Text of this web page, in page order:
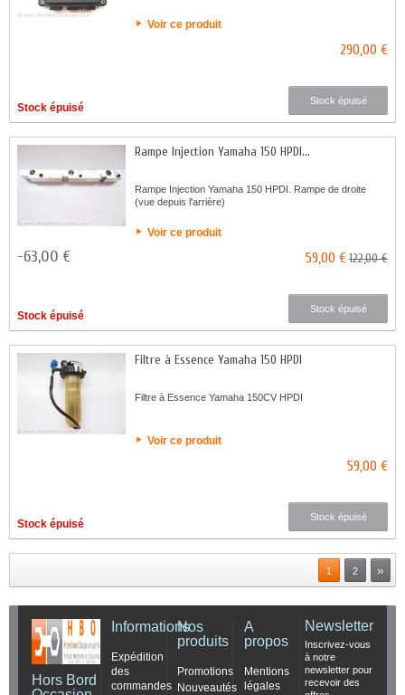
Voir ce produit
290,00 €
Stock épuisé
Stock épuisé
Rampe Injection Yamaha 150 HPDI...
Rampe Injection Yamaha 150 HPDI. Rampe de droite
(vue depuis l'arrière)
Voir ce produit
-63,00 € 59,00 €122,00 €
Stock épuisé
Stock épuisé
Filtre à Essence Yamaha 150 HPDI
Filtre à Essence Yamaha 150CV HPDI
Voir ce produit
59,00 €
Stock épuisé
Stock épuisé
1 2 »
Hors Bord
Informations
Expédition
des
commandes
Nos
produits
Promotions
Nouveautés
A
propos
Mentions
légales
Newsletter
Inscrivez-vous
à notre
newsletter pour
recevoir des